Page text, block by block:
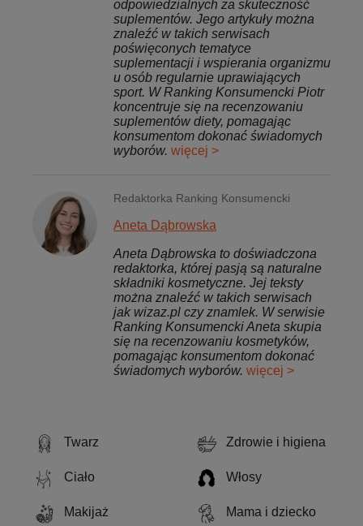
Twarz Zdrowie i higiena
Ciało Włosy
Makijaż Mama i dziecko
odpowiedzialnych za skuteczność
suplementów. Jego artykuły można
znaleźć w takich serwisach
poświęconych tematyce
suplementacji i wspierania organizmu
u osób regularnie uprawiających
sport. W Ranking Konsumencki Piotr
koncentruje się na recenzowaniu
suplementów diety, pomagając
konsumentom dokonać świadomych
wyborów. więcej >
Redaktorka Ranking Konsumencki
Aneta Dąbrowska
Aneta Dąbrowska to doświadczona
redaktorka, której pasją są naturalne
składniki kosmetyczne. Jej teksty
można znaleźć w takich serwisach
jak wizaz.pl czy znamlek. W serwisie
Ranking Konsumencki Aneta skupia
się na recenzowaniu kosmetyków,
pomagając konsumentom dokonać
świadomych wyborów. więcej >